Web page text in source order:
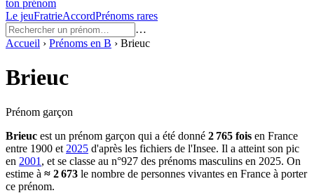
ton prénom
Le jeuFratrieAccordPrénoms rares
…
Accueil › Prénoms en B › Brieuc
Brieuc
Prénom garçon
Brieuc est un prénom garçon qui a été donné 2 765 fois en France
entre 1900 et 2025 d'après les fichiers de l'Insee. Il a atteint son pic
en 2001 , et se classe au n°927 des prénoms masculins en 2025. On
estime à ≈ 2 673 le nombre de personnes vivantes en France à porter
ce prénom.